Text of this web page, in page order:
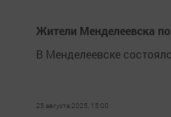
Жители Менделеевска
В Менделеевске
25 августа 2025, 15:00